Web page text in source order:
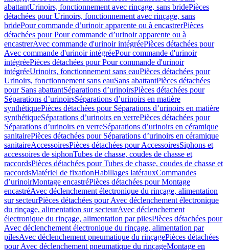
abattantUrinoirs, fonctionnement avec rinçage, sans bridePièces
détachées pour Urinoirs, fonctionnement avec rinçage, sans
bridePour commande d’urinoir apparente ou à encastrerPièces
détachées pour Pour commande d’urinoir apparente ou à
encastrerAvec commande d'urinoir intégréePièces détachées pour
Avec commande d'urinoir intégréePour commande d'urinoir
intégréePièces détachées pour Pour commande d'urinoir
intégréeUrinoirs, fonctionnement sans eauPièces détachées pour
Urinoirs, fonctionnement sans eauSans abattantPièces détachées
pour Sans abattantSéparations d’urinoirsPièces détachées pour
Séparations d’urinoirsSéparations d’urinoirs en matière
synthétiquePièces détachées pour Séparations d’urinoirs en matière
synthétiqueSéparations d’urinoirs en verrePièces détachées pour
Séparations d’urinoirs en verreSéparations d’urinoirs en céramique
sanitairePièces détachées pour Séparations d’urinoirs en céramique
sanitaireAccessoiresPièces détachées pour AccessoiresSiphons et
accessoires de siphonTubes de chasse, coudes de chasse et
raccordsPièces détachées pour Tubes de chasse, coudes de chasse et
raccordsMatériel de fixationHabillages latérauxCommandes
dʼurinoirMontage encastréPièces détachées pour Montage
encastréAvec déclenchement électronique du rinçage, alimentation
sur secteurPièces détachées pour Avec déclenchement électronique
du rinçage, alimentation sur secteurAvec déclenchement
électronique du rinçage, alimentation par pilesPièces détachées pour
Avec déclenchement électronique du rinçage, alimentation par
pilesAvec déclenchement pneumatique du rinçagePièces détachées
pour Avec déclenchement pneumatique du rinçageMontage en